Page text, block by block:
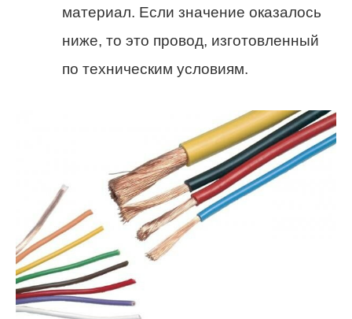
материал. Если значение оказалось
ниже, то это провод, изготовленный
по техническим условиям.